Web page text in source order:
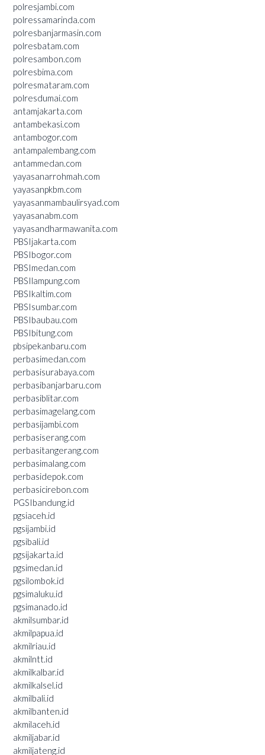
polresjambi.com
polressamarinda.com
polresbanjarmasin.com
polresbatam.com
polresambon.com
polresbima.com
polresmataram.com
polresdumai.com
antamjakarta.com
antambekasi.com
antambogor.com
antampalembang.com
antammedan.com
yayasanarrohmah.com
yayasanpkbm.com
yayasanmambaulirsyad.com
yayasanabm.com
yayasandharmawanita.com
PBSIjakarta.com
PBSIbogor.com
PBSImedan.com
PBSIlampung.com
PBSIkaltim.com
PBSIsumbar.com
PBSIbaubau.com
PBSIbitung.com
pbsipekanbaru.com
perbasimedan.com
perbasisurabaya.com
perbasibanjarbaru.com
perbasiblitar.com
perbasimagelang.com
perbasijambi.com
perbasiserang.com
perbasitangerang.com
perbasimalang.com
perbasidepok.com
perbasicirebon.com
PGSIbandung.id
pgsiaceh.id
pgsijambi.id
pgsibali.id
pgsijakarta.id
pgsimedan.id
pgsilombok.id
pgsimaluku.id
pgsimanado.id
akmilsumbar.id
akmilpapua.id
akmilriau.id
akmilntt.id
akmilkalbar.id
akmilkalsel.id
akmilbali.id
akmilbanten.id
akmilaceh.id
akmiljabar.id
akmiljateng.id